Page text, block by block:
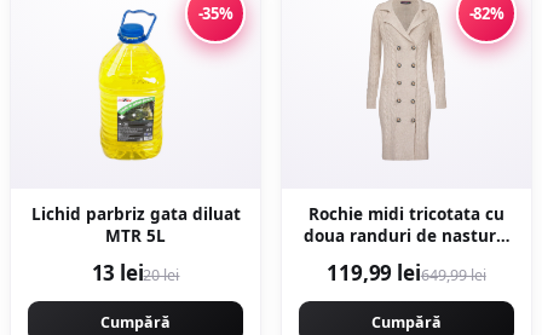
-35%
Lichid parbriz gata diluat
MTR 5L
13 lei20 lei
Cumpără
-82%
Rochie midi tricotata cu
doua randuri de nasturi -
119,99 lei649,99 lei
Cumpără